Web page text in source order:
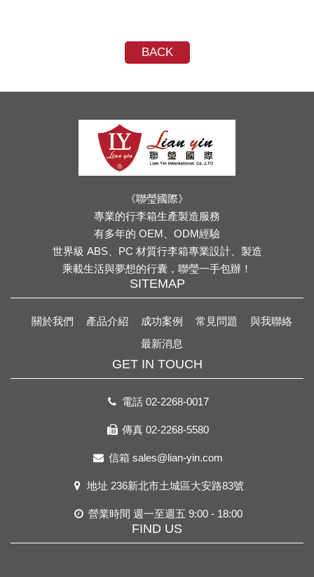
BACK
《聯瑩國際》
專業的行李箱生產製造服務
有多年的 OEM、ODM經驗
世界級 ABS、PC 材質行李箱專業設計、製造
乘載生活與夢想的行囊，聯瑩一手包辦！
SITEMAP
關於我們 產品介紹 成功案例 常見問題
與我聯絡
最新消息
GET IN TOUCH
電話 02-2268-0017
傳真 02-2268-5580
信箱 sales@lian-yin.com
地址 236新北市土城區大安路83號
營業時間 週一至週五 9:00 - 18:00
FIND US